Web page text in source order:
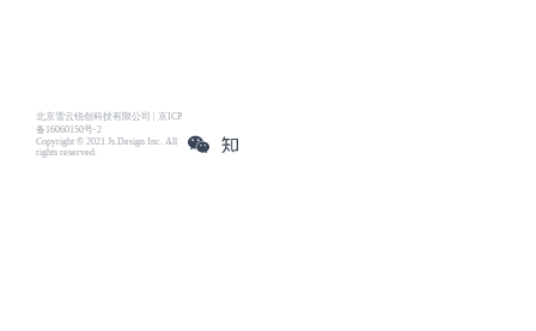
北京雪云锐创科技有限公司 | 京ICP
备16060150号-2
Copyright © 2021 Js.Design Inc. All
rights reserved.